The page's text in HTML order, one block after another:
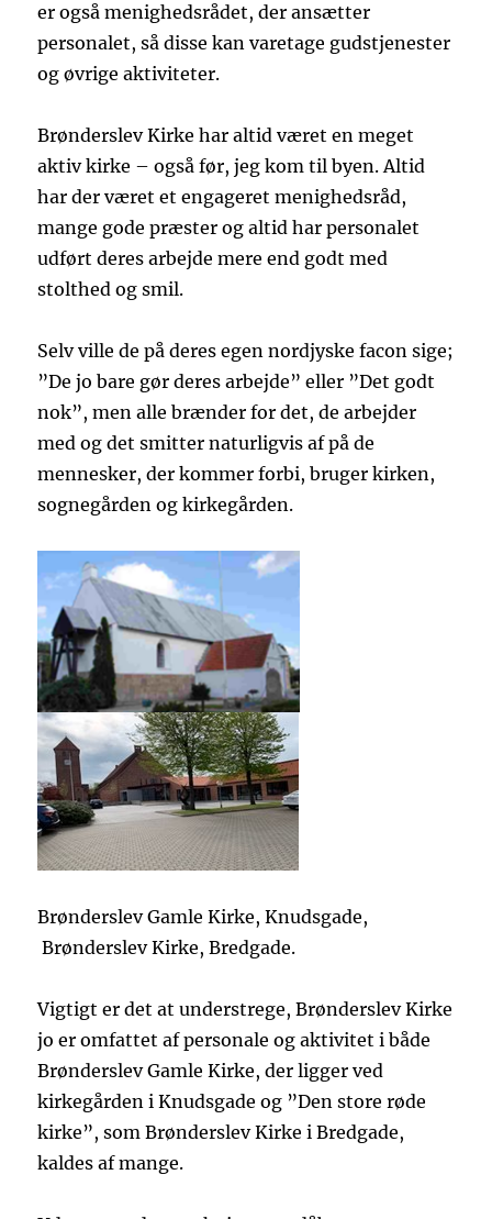
er også menighedsrådet, der ansætter
personalet, så disse kan varetage gudstjenester
og øvrige aktiviteter.
Brønderslev Kirke har altid været en meget
aktiv kirke – også før, jeg kom til byen. Altid
har der været et engageret menighedsråd,
mange gode præster og altid har personalet
udført deres arbejde mere end godt med
stolthed og smil.
Selv ville de på deres egen nordjyske facon sige;
”De jo bare gør deres arbejde” eller ”Det godt
nok”, men alle brænder for det, de arbejder
med og det smitter naturligvis af på de
mennesker, der kommer forbi, bruger kirken,
sognegården og kirkegården.
Brønderslev Gamle Kirke, Knudsgade,
Brønderslev Kirke, Bredgade.
Vigtigt er det at understrege, Brønderslev Kirke
jo er omfattet af personale og aktivitet i både
Brønderslev Gamle Kirke, der ligger ved
kirkegården i Knudsgade og ”Den store røde
kirke”, som Brønderslev Kirke i Bredgade,
kaldes af mange.